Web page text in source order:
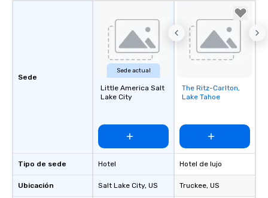
Sede
Tipo de sede
Ubicación
Sede actual
Little America Salt
Lake City
Hotel
Salt Lake City, US
Removed from
favorites
The Ritz-Carlton,
Lake Tahoe
Hotel de lujo
Truckee, US